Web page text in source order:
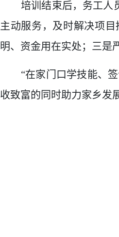
培训结束后，务工人
主动服务，及时解决项
明、资金用在实处；三是
“在家门口学技能、
收致富的同时助力家乡发